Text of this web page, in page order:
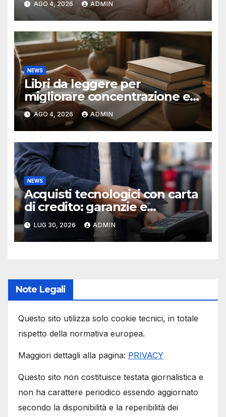
AGO 4, 2026 ADMIN
NEWS
Libri da leggere per
migliorare concentrazione e
produttività
AGO 4, 2026 ADMIN
NEWS
Acquisti tecnologici con carta
di credito: garanzie e
protezioni
LUG 30, 2026 ADMIN
Note Legali
Questo sito utilizza solo cookie tecnici, in totale
rispetto della normativa europea.
Maggiori dettagli alla pagina: PRIVACY
Questo sito non costituisce testata giornalistica e
non ha carattere periodico essendo aggiornato
secondo la disponibilità e la reperibilità dei